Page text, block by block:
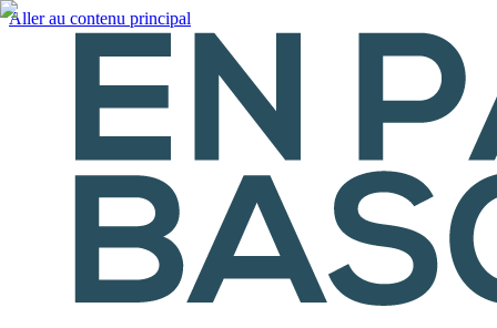
Aller au contenu principal